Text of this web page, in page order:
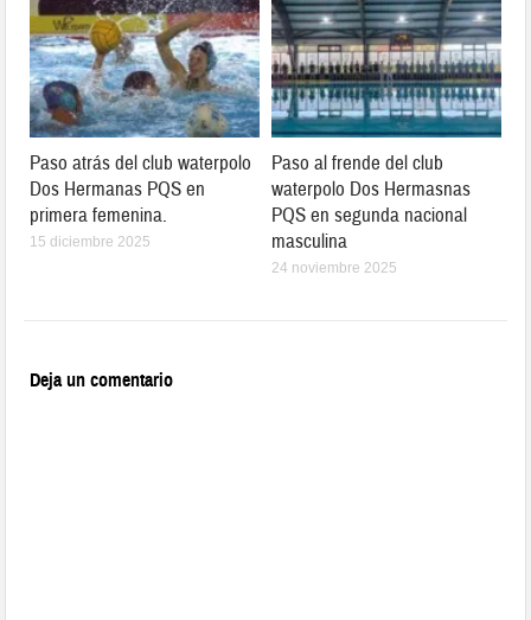
Paso atrás del club waterpolo
Dos Hermanas PQS en
primera femenina.
15 diciembre 2025
Paso al frende del club
waterpolo Dos Hermasnas
PQS en segunda nacional
masculina
24 noviembre 2025
Deja un comentario